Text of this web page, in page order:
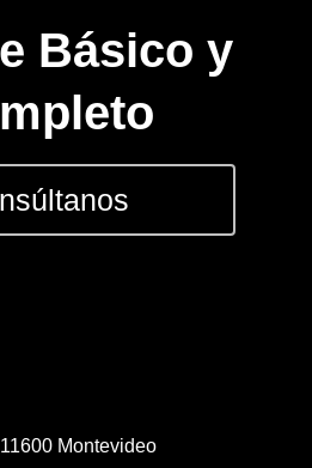
Básico y
Montevideo
DEPORTES
FITNESS
JUGUETES
Sobre Nosotros